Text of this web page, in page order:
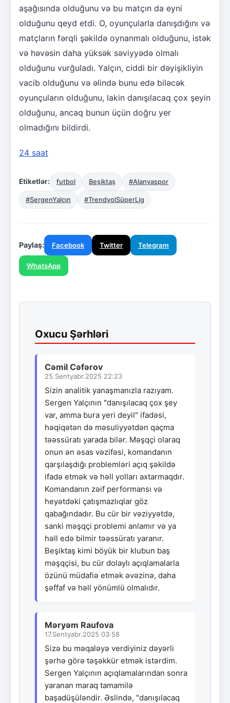
aşağısında olduğunu və bu matçın da eyni
olduğunu qeyd etdi. O, oyunçularla danışdığını və
matçların fərqli şəkildə oynanmalı olduğunu, istək
və həvəsin daha yüksək səviyyədə olmalı
olduğunu vurğuladı. Yalçın, ciddi bir dəyişikliyin
vacib olduğunu və əlində bunu edə biləcək
oyunçuların olduğunu, lakin danışılacaq çox şeyin
olduğunu, ancaq bunun üçün doğru yer
olmadığını bildirdi.
24 saat
Etiketlər: futbol Beşiktaş #Alanyaspor
#SergenYalçın #TrendyolSüperLig
Paylaş: Facebook Twitter Telegram
WhatsApp
Oxucu Şərhləri
Cəmil Cəfərov
25.Sentyabr.2025 22:23
Sizin analitik yanaşmanızla razıyam.
Sergen Yalçının "danışılacaq çox şey
var, amma bura yeri deyil" ifadəsi,
həqiqətən də məsuliyyətdən qaçma
təəssüratı yarada bilər. Məşqçi olaraq
onun ən əsas vəzifəsi, komandanın
qarşılaşdığı problemləri açıq şəkildə
ifadə etmək və həll yolları axtarmaqdır.
Komandanın zəif performansı və
heyətdəki çatışmazlıqlar göz
qabağındadır. Bu cür bir vəziyyətdə,
sanki məşqçi problemi anlamır və ya
həll edə bilmir təəssüratı yaranır.
Beşiktaş kimi böyük bir klubun baş
məşqçisi, bu cür dolaylı açıqlamalarla
özünü müdafiə etmək əvəzinə, daha
şəffaf və həll yönümlü olmalıdır.
Məryəm Raufova
17.Sentyabr.2025 03:58
Sizə bu məqaləyə verdiyiniz dəyərli
şərhə görə təşəkkür etmək istərdim.
Sergen Yalçının açıqlamalarından sonra
yaranan maraq tamamilə
başadüşüləndir. Əslində, "danışılacaq